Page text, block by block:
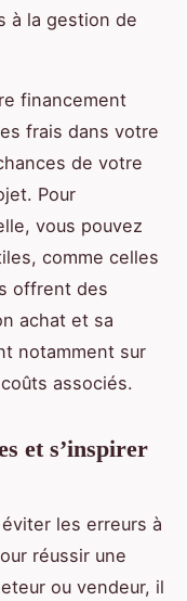
à la gestion de
financement
frais dans votre
de votre
Pour
vous pouvez
comme celles
offrent des
achat et sa
notamment sur
associés.
et s’inspirer
les erreurs à
réussir une
ou vendeur, il